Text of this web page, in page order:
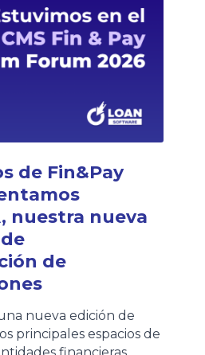
a crédito fintech en
de Fin&Pay
nuestra nueva
de
nueva edición de
principales espacios de
financieras,